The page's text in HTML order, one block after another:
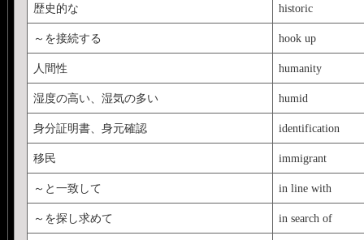
歴史的な historic
～を接続する hook up
人間性 humanity
湿度の高い、湿気の多い humid
身分証明書、身元確認 identification
移民 immigrant
～と一致して in line with
～を探し求めて in search of